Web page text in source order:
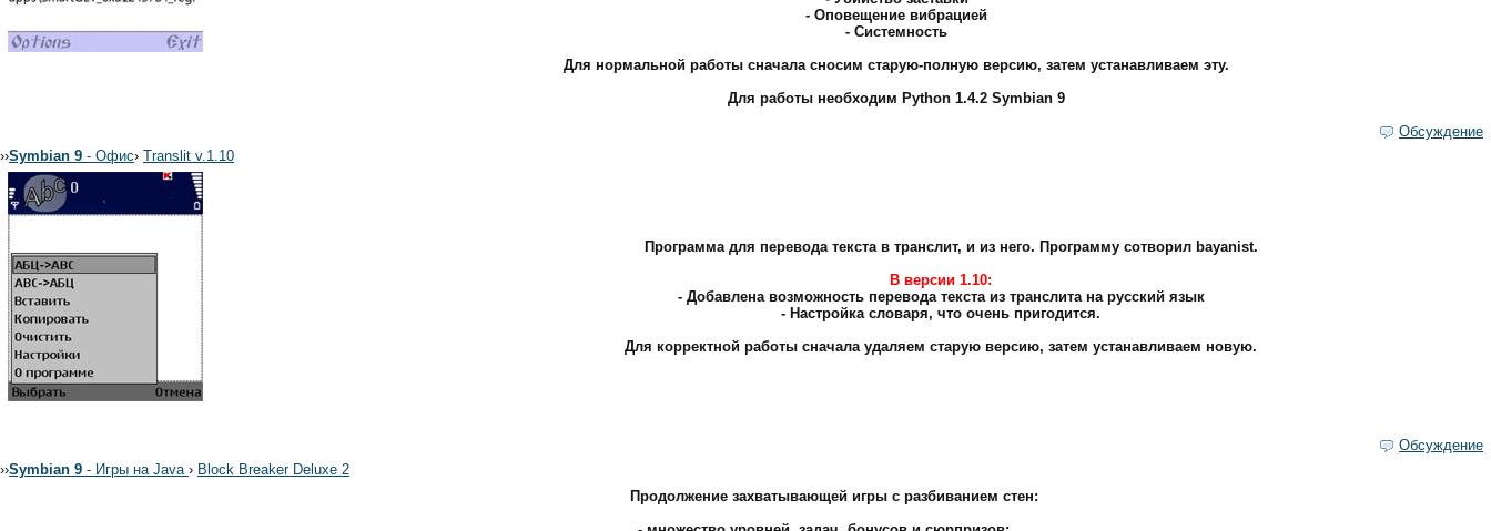
- Oпoвeщeниe вибpaциeй
- Cиcтeмнocть
Для нормальной работы сначала сносим старую-полную версию, затем устанавливаем эту.
Для работы необходим Python 1.4.2 Symbian 9
Обсуждение
››Symbian 9 - Офис› Translit v.1.10
Программа для перевода текста в транслит, и из него. Программу сотворил bayanist.
В версии 1.10:
- Добавлена возможность перевода текста из транслита на русский язык
- Настройка словаря, что очень пригодится.
Для корректной работы сначала удаляем старую версию, затем устанавливаем новую.
Обсуждение
››Symbian 9 - Игры на Java › Block Breaker Deluxe 2
Продолжение захватывающей игры с разбиванием стен: